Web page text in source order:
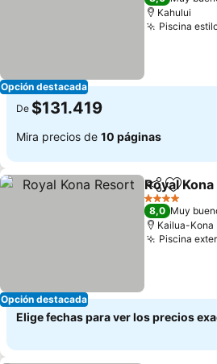
Opción destacada
Kahului
Piscina
De $131.419
Mira precios de 10 páginas
Opción destacada
Compartir
Royal
4 Estrellas
8,0 Muy
Kailua-Kona
Piscina
Elige fechas para ver los precios